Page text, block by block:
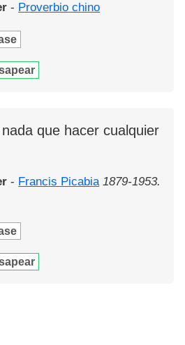
- Proverbio chino
que hacer cualquier
- Francis Picabia 1879-1953.